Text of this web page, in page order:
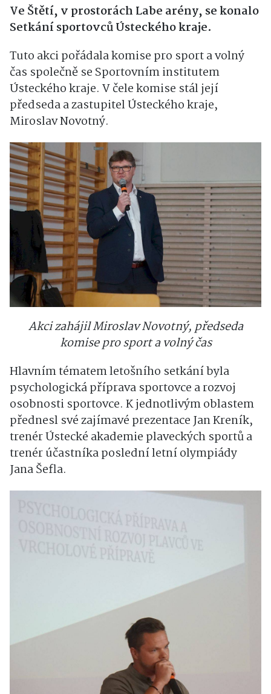
Ve Štětí, v prostorách Labe arény, se konalo
Setkání sportovců Ústeckého kraje.
Tuto akci pořádala komise pro sport a volný
čas společně se Sportovním institutem
Ústeckého kraje. V čele komise stál její
předseda a zastupitel Ústeckého kraje,
Miroslav Novotný.
Akci zahájil Miroslav Novotný, předseda
komise pro sport a volný čas
Hlavním tématem letošního setkání byla
psychologická příprava sportovce a rozvoj
osobnosti sportovce. K jednotlivým oblastem
přednesl své zajímavé prezentace Jan Kreník,
trenér Ústecké akademie plaveckých sportů a
trenér účastníka poslední letní olympiády
Jana Šefla.